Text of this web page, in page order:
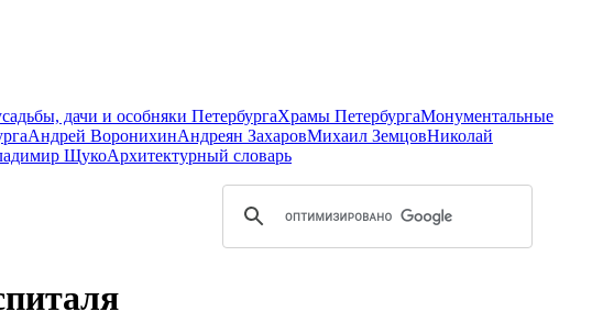
дачи и особняки ПетербургаХрамы ПетербургаМонументальные
Андрей ВоронихинАндреян ЗахаровМихаил ЗемцовНиколай
ЩукоАрхитектурный словарь